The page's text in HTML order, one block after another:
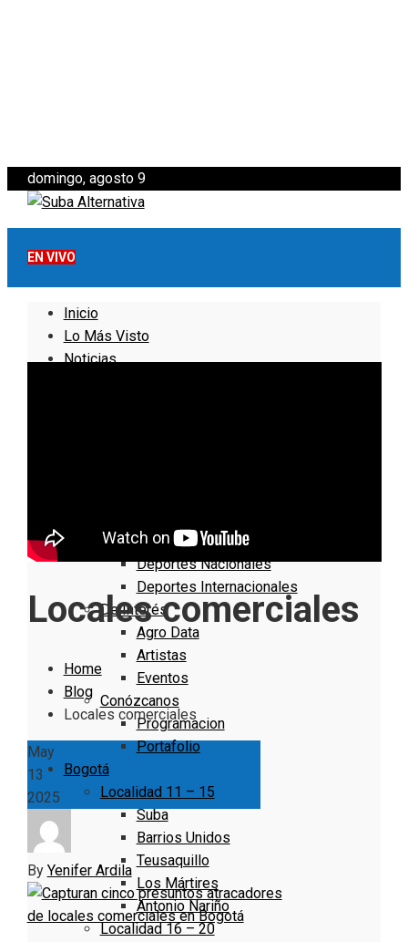
domingo, agosto 9
EN VIVO
Inicio
Lo Más Visto
Noticias
Deportes Locales
Deportes Nacionales
Deportes Internacionales
De Interés
Agro Data
Artistas
Eventos
Conózcanos
Programacion
Portafolio
Bogotá
Localidad 11 – 15
Suba
Barrios Unidos
Teusaquillo
Los Mártires
Antonio Nariño
Localidad 16 – 20
Locales comerciales
Home
Blog
Locales comerciales
May
13
2025
By Yenifer Ardila